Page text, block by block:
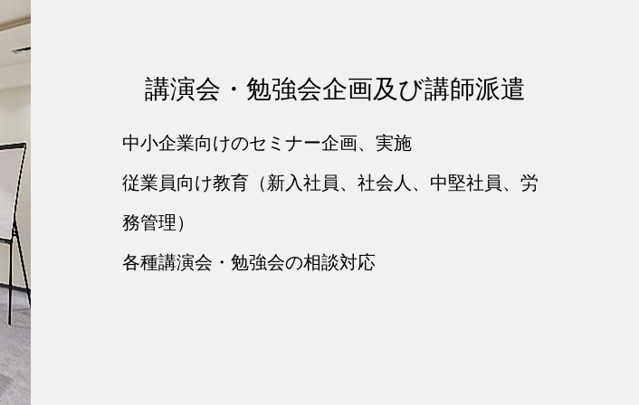
講演会・勉強会企画及び講師派遣
中小企業向けのセミナー企画、実施
従業員向け教育（新入社員、社会人、中堅社員、労
務管理）
各種講演会・勉強会の相談対応